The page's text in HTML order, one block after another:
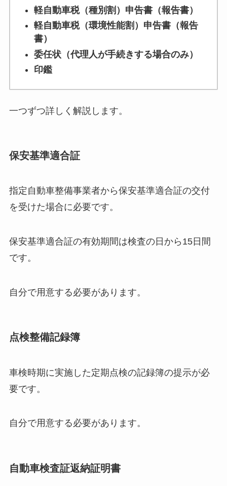
軽自動車税（種別割）申告書（報告書）
軽自動車税（環境性能割）申告書（報告
書）
委任状（代理人が手続きする場合のみ）
印鑑
一つずつ詳しく解説します。
保安基準適合証
指定自動車整備事業者から保安基準適合証の交付
を受けた場合に必要です。
保安基準適合証の有効期間は検査の日から15日間
です。
自分で用意する必要があります。
点検整備記録簿
車検時期に実施した定期点検の記録簿の提示が必
要です。
自分で用意する必要があります。
自動車検査証返納証明書